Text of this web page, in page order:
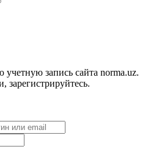
запись сайта norma.uz.
зарегистрируйтесь.